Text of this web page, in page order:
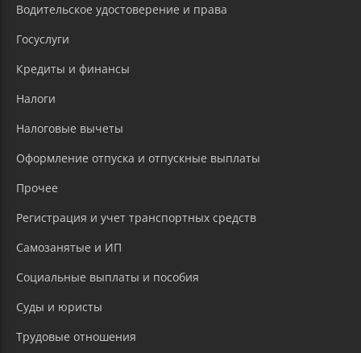
Водительское удостоверение и права
Госуслуги
Кредиты и финансы
Налоги
Налоговые вычеты
Оформление отпуска и отпускные выплаты
Прочее
Регистрация и учет транспортных средств
Самозанятые и ИП
Социальные выплаты и пособия
Суды и юристы
Трудовые отношения